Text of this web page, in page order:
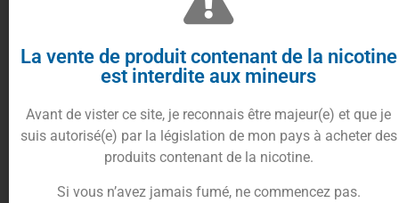
parfaitement équilibrée, idéale pour les amateurs
de e-liquides gourmands et régressifs.
Un concentré idéal pour vos recettes DIY
Le Bonbon Fraise Cirkus est conçu pour être dilué
dans une base PG/VG et permet de créer des e-
liquides personnalisés selon vos préférences.
La vente de produit contenant de la nicotine
est interdite aux mineurs
Avant de vister ce site, je reconnais être majeur(e) et que je
suis autorisé(e) par la législation de mon pays à acheter des
produits contenant de la nicotine.
Si vous n’avez jamais fumé, ne commencez pas.